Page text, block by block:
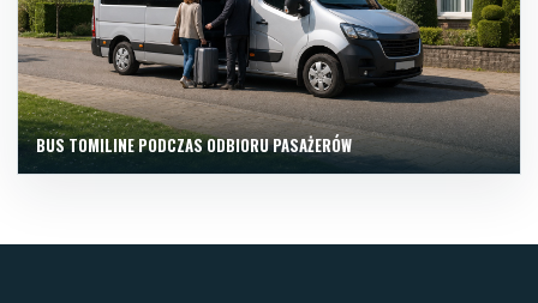
BUS TOMILINE PODCZAS ODBIORU PASAŻERÓW